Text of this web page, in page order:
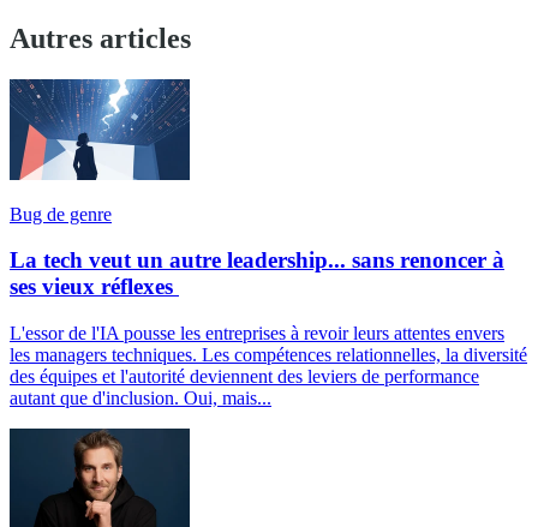
Autres articles
Bug de genre
La tech veut un autre leadership... sans renoncer à
ses vieux réflexes
L'essor de l'IA pousse les entreprises à revoir leurs attentes envers
les managers techniques. Les compétences relationnelles, la diversité
des équipes et l'autorité deviennent des leviers de performance
autant que d'inclusion. Oui, mais...